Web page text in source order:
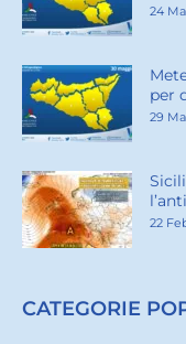
24
per
29
22
CATEGORIE